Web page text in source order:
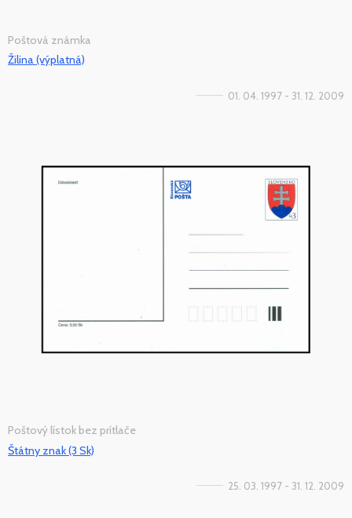
Poštová známka
Žilina (výplatná)
01. 04. 1997 - 31. 12. 2009
Poštový lístok bez prítlače
Štátny znak (3 Sk)
25. 03. 1997 - 31. 12. 2009